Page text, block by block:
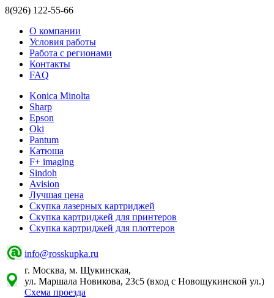
8(926) 122-55-66
О компании
Условия работы
Работа с регионами
Контакты
FAQ
Konica Minolta
Sharp
Epson
Oki
Pantum
Катюша
F+ imaging
Sindoh
Avision
Лучшая цена
Скупка лазерных картриджей
Скупка картриджей для принтеров
Скупка картриджей для плоттеров
info@rosskupka.ru
г. Москва, м. Щукинская,
ул. Маршала Новикова, 23с5 (вход с Новощукинской ул.)
Схема проезда